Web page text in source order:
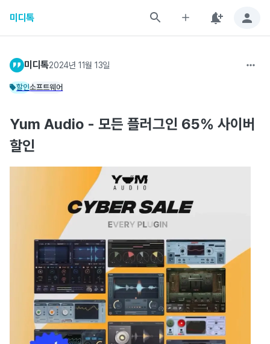
미디톡
미디톡2024년 11월 13일
할인소프트웨어
Yum Audio - 모든 플러그인 65% 사이버
할인